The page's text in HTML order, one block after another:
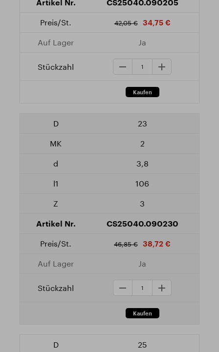
CS25040.090205
42,05 € 34,75 €
Ja
23
2
3,8
106
3
CS25040.090230
46,85 € 38,72 €
Ja
25